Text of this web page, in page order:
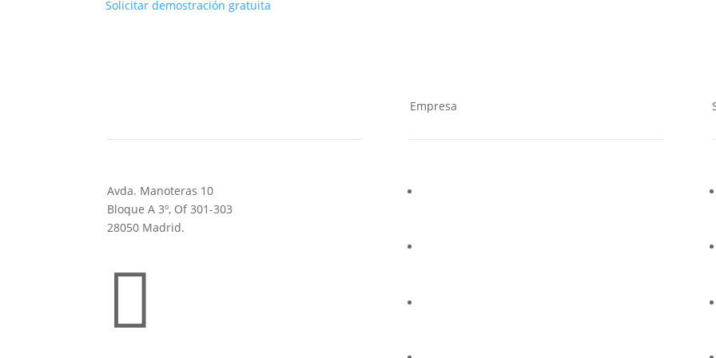
Solicitar demostración gratuita
Avda. Manoteras 10
Bloque A 3º, Of 301-303
28050 Madrid.

Empresa